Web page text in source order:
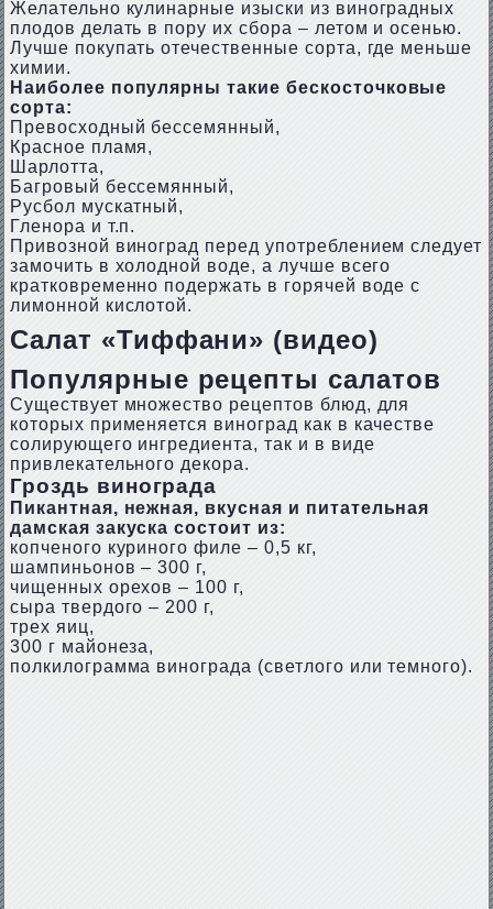
Желательно кулинарные изыски из виноградных
плодов делать в пору их сбора – летом и осенью.
Лучше покупать отечественные сорта, где меньше
химии.
Наиболее популярны такие бескосточковые
сорта:
Превосходный бессемянный,
Красное пламя,
Шарлотта,
Багровый бессемянный,
Русбол мускатный,
Гленора и т.п.
Привозной виноград перед употреблением следует
замочить в холодной воде, а лучше всего
кратковременно подержать в горячей воде с
лимонной кислотой.
Салат «Тиффани» (видео)
Популярные рецепты салатов
Существует множество рецептов блюд, для
которых применяется виноград как в качестве
солирующего ингредиента, так и в виде
привлекательного декора.
Гроздь винограда
Пикантная, нежная, вкусная и питательная
дамская закуска состоит из:
копченого куриного филе – 0,5 кг,
шампиньонов – 300 г,
чищенных орехов – 100 г,
сыра твердого – 200 г,
трех яиц,
300 г майонеза,
полкилограмма винограда (светлого или темного).